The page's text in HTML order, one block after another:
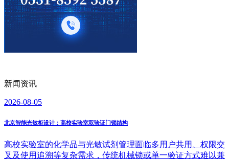
新闻资讯
2026-08-05
北京智能光敏柜设计：高校实验室双验证门锁结构
高校实验室的化学品与光敏试剂管理面临多用户共用、权限交
叉及使用追溯等复杂需求，传统机械锁或单一验证方式难以兼